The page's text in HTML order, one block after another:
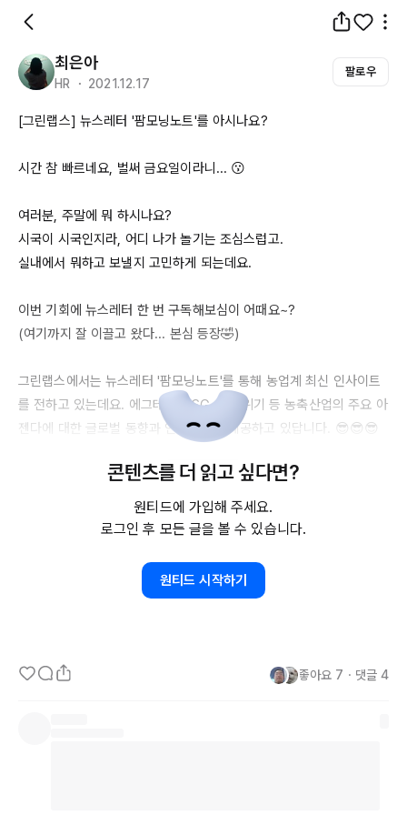
최은아
HR ・ 2021.12.17
팔로우
[그린랩스] 뉴스레터 '팜모닝노트'를 아시나요?
시간 참 빠르네요, 벌써 금요일이라니... 😗
여러분, 주말에 뭐 하시나요?
시국이 시국인지라, 어디 나가 놀기는 조심스럽고.
실내에서 뭐하고 보낼지 고민하게 되는데요.
이번 기회에 뉴스레터 한 번 구독해보심이 어때요~?
(여기까지 잘 이끌고 왔다... 본심 등장🤣)
그린랩스에서는 뉴스레터 '팜모닝노트'를 통해 농업계 최신 인사이트
를 전하고 있는데요. 에그테크,
ESG, 기후위기 등 농축산업의 주요 아
젠다에 대한 글로벌 동향과 인사이트를 제공하고 있답니다. 😎😎😎
그린랩스 뉴스레터에서 제공하는 인사이트가 그렇게 트렌디하다는데,
이걸 어떻게 말로 표현할 수가 없네요~ 💚
콘텐츠를 더 읽고 싶다면?
원티드에 가입해 주세요.
로그인 후 모든 글을 볼 수 있습니다.
원티드 시작하기
좋아요 7 ・ 댓글 4